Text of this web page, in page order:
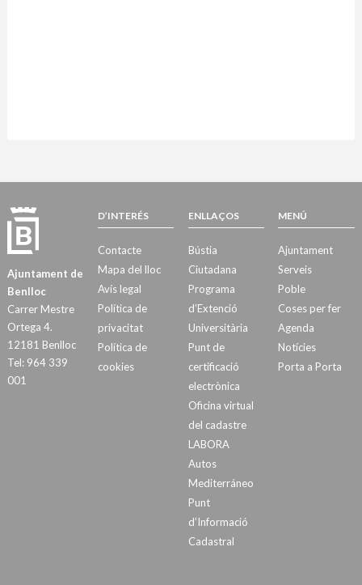
Ajuntament de
Benlloc
Carrer Mestre
Ortega 4.
12181 Benlloc
Tel: 964 339
001
D’INTERÉS
Contacte
Mapa del lloc
Avís legal
Política de
privacitat
Política de
cookies
ENLLAÇOS
Bústia
Ciutadana
Programa
d’Extenció
Universitària
Punt de
certificació
electrònica
Oficina virtual
del cadastre
LABORA
Autos
Mediterráneo
Punt
d’Informació
Cadastral
MENÚ
Ajuntament
Serveis
Poble
Coses per fer
Agenda
Notícies
Porta a Porta